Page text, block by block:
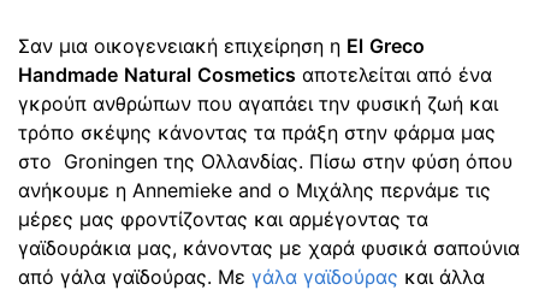
Σαν μια οικογενειακή επιχείρηση η El Greco
Handmade Natural Cosmetics αποτελείται από ένα
γκρούπ ανθρώπων που αγαπάει την φυσική ζωή και
τρόπο σκέψης κάνοντας τα πράξη στην φάρμα μας
στο Groningen της Ολλανδίας. Πίσω στην φύση όπου
ανήκουμε η Annemieke and ο Μιχάλης περνάμε τις
μέρες μας φροντίζοντας και αρμέγοντας τα
γαϊδουράκια μας, κάνοντας με χαρά φυσικά σαπούνια
από γάλα γαϊδούρας. Με γάλα γαϊδούρας και άλλα